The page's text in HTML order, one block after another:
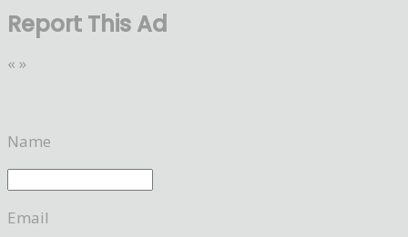
Report This Ad
« »
Name
Email